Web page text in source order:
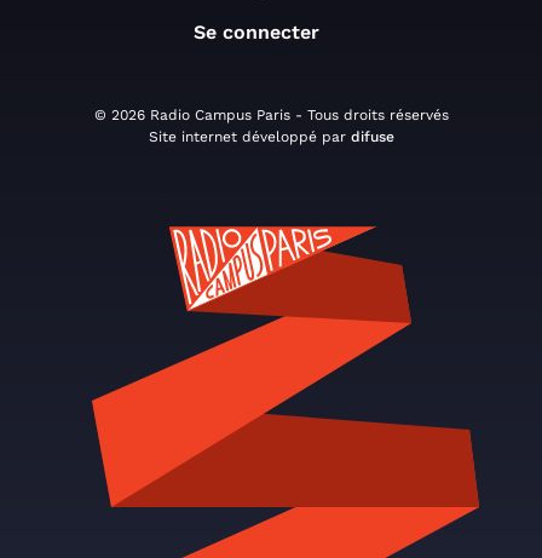
Se connecter
© 2026 Radio Campus Paris - Tous droits réservés
Site internet développé par difuse